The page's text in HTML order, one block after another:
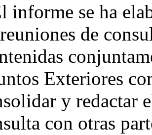
informe se ha
de
Exteriores
y redactar
con otras